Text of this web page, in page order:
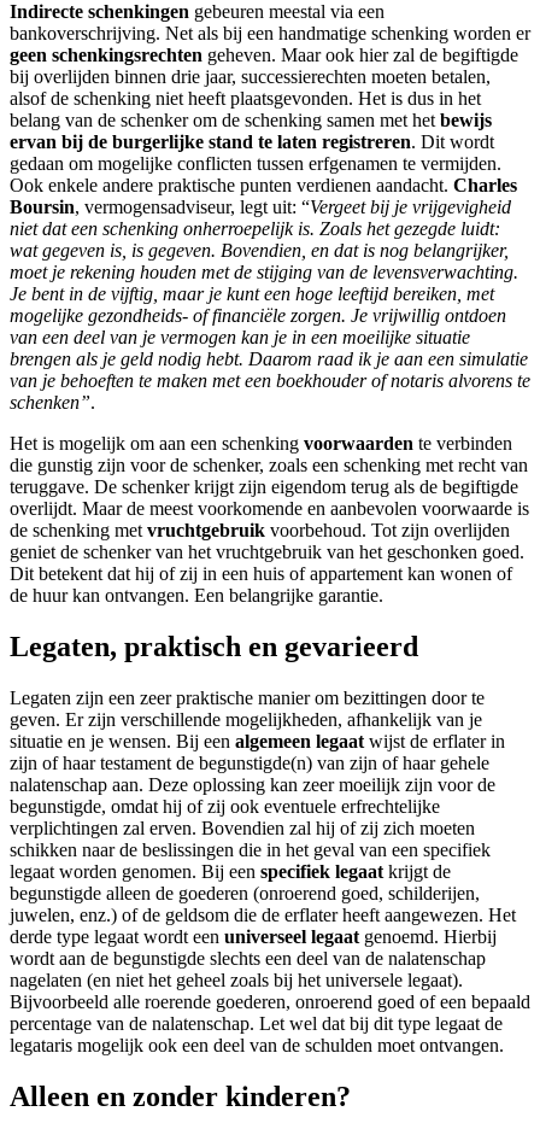
Indirecte schenkingen gebeuren meestal via een
bankoverschrijving. Net als bij een handmatige schenking worden er
geen schenkingsrechten geheven. Maar ook hier zal de begiftigde
bij overlijden binnen drie jaar, successierechten moeten betalen,
alsof de schenking niet heeft plaatsgevonden. Het is dus in het
belang van de schenker om de schenking samen met het bewijs
ervan bij de burgerlijke stand te laten registreren. Dit wordt
gedaan om mogelijke conflicten tussen erfgenamen te vermijden.
Ook enkele andere praktische punten verdienen aandacht. Charles
Boursin, vermogensadviseur, legt uit: “Vergeet bij je vrijgevigheid
niet dat een schenking onherroepelijk is. Zoals het gezegde luidt:
wat gegeven is, is gegeven. Bovendien, en dat is nog belangrijker,
moet je rekening houden met de stijging van de levensverwachting.
Je bent in de vijftig, maar je kunt een hoge leeftijd bereiken, met
mogelijke gezondheids- of financiële zorgen. Je vrijwillig ontdoen
van een deel van je vermogen kan je in een moeilijke situatie
brengen als je geld nodig hebt. Daarom raad ik je aan een simulatie
van je behoeften te maken met een boekhouder of notaris alvorens te
schenken”.
Het is mogelijk om aan een schenking voorwaarden te verbinden
die gunstig zijn voor de schenker, zoals een schenking met recht van
teruggave. De schenker krijgt zijn eigendom terug als de begiftigde
overlijdt. Maar de meest voorkomende en aanbevolen voorwaarde is
de schenking met vruchtgebruik voorbehoud. Tot zijn overlijden
geniet de schenker van het vruchtgebruik van het geschonken goed.
Dit betekent dat hij of zij in een huis of appartement kan wonen of
de huur kan ontvangen. Een belangrijke garantie.
Legaten, praktisch en gevarieerd
Legaten zijn een zeer praktische manier om bezittingen door te
geven. Er zijn verschillende mogelijkheden, afhankelijk van je
situatie en je wensen. Bij een algemeen legaat wijst de erflater in
zijn of haar testament de begunstigde(n) van zijn of haar gehele
nalatenschap aan. Deze oplossing kan zeer moeilijk zijn voor de
begunstigde, omdat hij of zij ook eventuele erfrechtelijke
verplichtingen zal erven. Bovendien zal hij of zij zich moeten
schikken naar de beslissingen die in het geval van een specifiek
legaat worden genomen. Bij een specifiek legaat krijgt de
begunstigde alleen de goederen (onroerend goed, schilderijen,
juwelen, enz.) of de geldsom die de erflater heeft aangewezen. Het
derde type legaat wordt een universeel legaat genoemd. Hierbij
wordt aan de begunstigde slechts een deel van de nalatenschap
nagelaten (en niet het geheel zoals bij het universele legaat).
Bijvoorbeeld alle roerende goederen, onroerend goed of een bepaald
percentage van de nalatenschap. Let wel dat bij dit type legaat de
legataris mogelijk ook een deel van de schulden moet ontvangen.
Alleen en zonder kinderen?